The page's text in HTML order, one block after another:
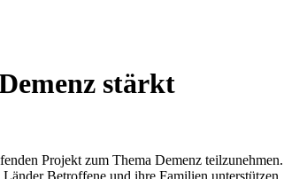
stärkt
Projekt zum Thema Demenz teilzunehmen.
Betroffene und ihre Familien unterstützen,